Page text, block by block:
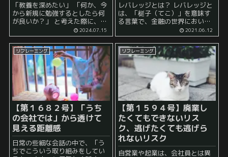
「教養を深めたい」 「何か、今
から新規に勉強するとしたら何
が良いか？」 と考えた際に、長
いうものは外せないと考えてい
ます。 何故ならば、私たちは、
日常的な生活から、重大な決断
ま...
2024.07.15
レバレッジとは？ レバレッジと
は、「梃子（てこ）」を意味す
る言葉で、金融の世界において
は、少ない投資金額によって大
きな取引を行なうことを「レバ
レッジをかける」と言います。
ちょうど、小さな力でも大きな
石を動かすことができるという
「てこ...
2021.06.12
リフレーミング
【第１６８２号】
「うち
の会社では」から透けて
見える距離感
日常の些細な会話の中で、「う
ちでこういう取り組みをしてい
リフレーミング
【第１５９４号】廃業し
たくてもできないリス
ク、逃げたくても逃げら
れないリスク
自営業や起業は、会社員とは異